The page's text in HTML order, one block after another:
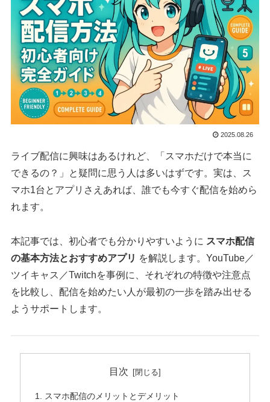
2025.08.26
ライブ配信に興味はあるけれど、「スマホだけで本当に
できるの？」と疑問に思う人は多いはずです。実は、ス
マホ1台とアプリさえあれば、誰でも今すぐ配信を始めら
れます。
本記事では、初心者でも分かりやすいように スマホ配信
の基本方法とおすすめアプリ を解説します。YouTube／
ツイキャス／Twitchを事例に、それぞれの特徴や注意点
を比較し、配信を始めたい人が最初の一歩を踏み出せる
ようサポートします。
目次
スマホ配信のメリットとデメリット